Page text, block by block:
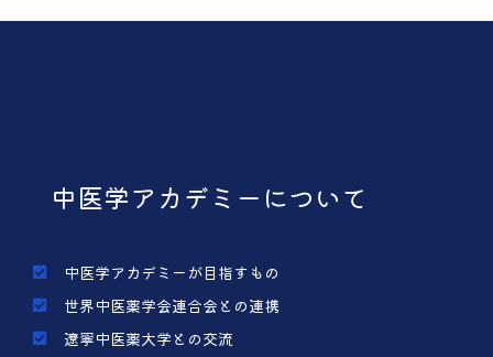
中医学アカデミーについて
中医学アカデミーが目指すもの
世界中医薬学会連合会との連携
遼寧中医薬大学との交流